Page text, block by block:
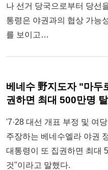
나 선거 당국으로부터 당선
통령은 야권과의 협상 가능
를 보이고…
베네수 野지도자 "마두
권하면 최대 500만명
'7·28 대선 개표 부정 및 여
주장하는 베네수엘라 야권
대통령이 또 집권하면 최대
것"이라고 말했다.